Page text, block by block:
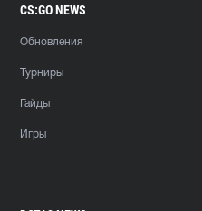
CS:GO NEWS
Обновления
Турниры
Гайды
Игры